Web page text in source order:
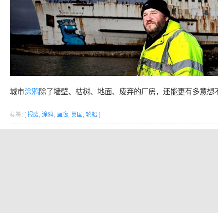
城市涂鸦除了墙壁、枯树、地面、废弃的厂房，还能更有多意想
标签: [ 报废, 涂鸦, 画廊, 英国 , 轮船 ]